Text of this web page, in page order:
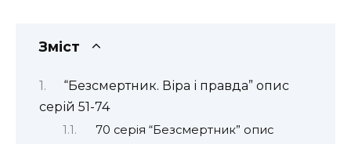
Зміст
“Безсмертник. Віра і правда” опис
серій 51-74
70 серія “Безсмертник” опис